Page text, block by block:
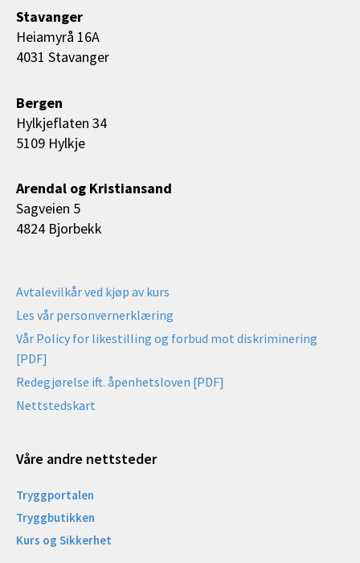
Stavanger
Heiamyrå 16A
4031 Stavanger
Bergen
Hylkjeflaten 34
5109 Hylkje
Arendal og Kristiansand
Sagveien 5
4824 Bjorbekk
Avtalevilkår ved kjøp av kurs
Les vår personvernerklæring
Vår Policy for likestilling og forbud mot diskriminering
[PDF]
Redegjørelse ift. åpenhetsloven [PDF]
Nettstedskart
Våre andre nettsteder
Tryggportalen
Tryggbutikken
Kurs og Sikkerhet